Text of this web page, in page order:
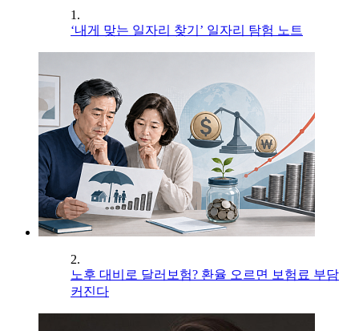
1.
‘내게 맞는 일자리 찾기’ 일자리 탐험 노트
2.
노후 대비로 달러보험? 환율 오르면 보험료 부담
커진다